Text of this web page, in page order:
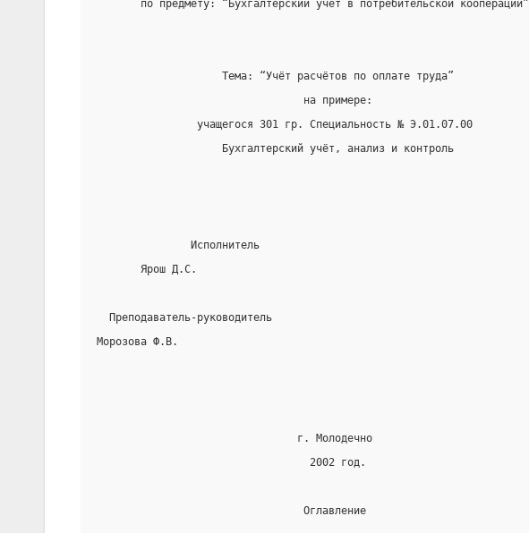
       по предмету: “Бухгалтерский учёт в потребительской кооперации”
                    Тема: “Учёт расчётов по оплате труда”
                                 на примере:
                учащегося 301 гр. Специальность № Э.01.07.00
                    Бухгалтерский учёт, анализ и контроль
               Исполнитель
       Ярош Д.С.
  Преподаватель-руководитель
Морозова Ф.В.
                                г. Молодечно
                                  2002 год.
                                 Оглавление